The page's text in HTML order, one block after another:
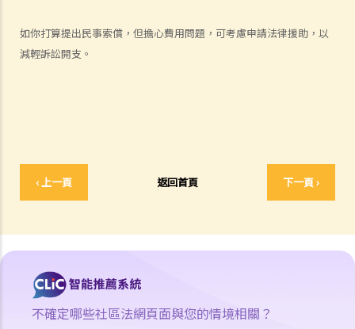
如你打算提出民事索償，但擔心費用問題，可考慮申請法律援助，以
減輕訴訟開支。
‹ 上一頁 返回首頁 下一頁 ›
5. 抗辯書
6. 證明書（收費安排）
就人身傷害提出申索，是否存在時限？
就人身傷害提出申索，會取得多少賠償？
涉及非致命意外的申索
法律援助
法律援助輔助計劃
不確定哪些社區法網頁面與您的情境相關？